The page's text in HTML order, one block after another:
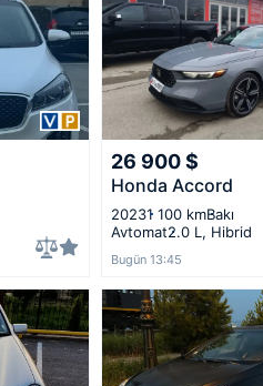
26 900$
Honda Accord
20231 100 kmBakı
Avtomat2.0 L, Hibrid
Bugün 13:45